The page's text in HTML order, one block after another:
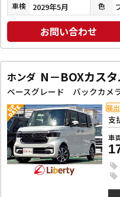
車検 2029年5月 色
お問い合わせ
ホンダ N－BOXカス
支
車
届